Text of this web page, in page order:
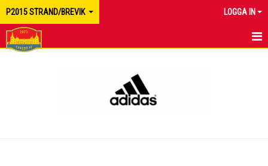
P2015 STRAND/BREVIK LOGGA IN